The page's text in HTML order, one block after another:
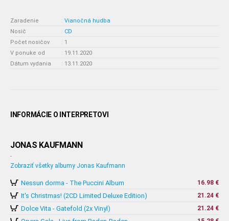
Zaradenie : Vianočná hudba
Nosič
: CD
Počet nosičov
: 1
V ponuke od
: 19.11.2020
Dátum vydania
: 13.11.2020
INFORMÁCIE O INTERPRETOVI
JONAS KAUFMANN
-
Zobraziť všetky albumy Jonas Kaufmann
Nessun dorma - The Puccini Album 16.98 €
It's Christmas! (2CD Limited Deluxe Edition) 21.24 €
Dolce Vita - Gatefold (2x Vinyl) 21.24 €